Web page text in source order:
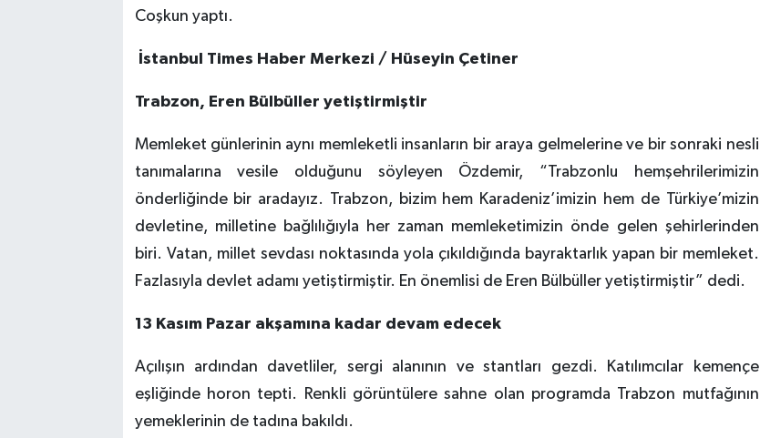
Coşkun yaptı.
İstanbul Times Haber Merkezi / Hüseyin Çetiner
Trabzon, Eren Bülbüller yetiştirmiştir
Memleket günlerinin aynı memleketli insanların bir araya gelmelerine ve bir sonraki nesli
tanımalarına vesile olduğunu söyleyen Özdemir, “Trabzonlu hemşehrilerimizin
önderliğinde bir aradayız. Trabzon, bizim hem Karadeniz’imizin hem de Türkiye’mizin
devletine, milletine bağlılığıyla her zaman memleketimizin önde gelen şehirlerinden
biri. Vatan, millet sevdası noktasında yola çıkıldığında bayraktarlık yapan bir memleket.
Fazlasıyla devlet adamı yetiştirmiştir. En önemlisi de Eren Bülbüller yetiştirmiştir” dedi.
13 Kasım Pazar akşamına kadar devam edecek
Açılışın ardından davetliler, sergi alanının ve stantları gezdi. Katılımcılar kemençe
eşliğinde horon tepti. Renkli görüntülere sahne olan programda Trabzon mutfağının
yemeklerinin de tadına bakıldı.